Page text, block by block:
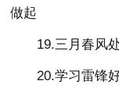
做起
19.三月春风处
20.学习雷锋好